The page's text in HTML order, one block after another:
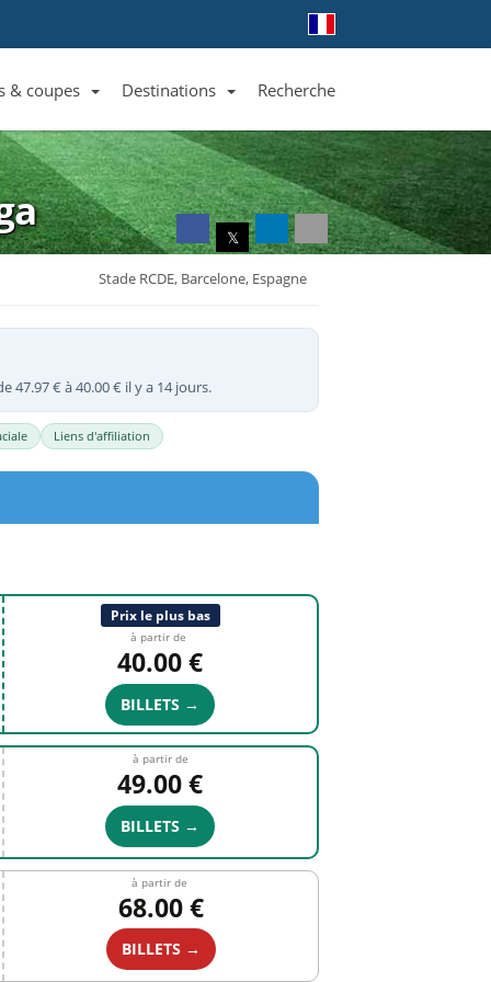
Liste des clubs et équipes
& coupes
Liste des ligues et coupes
Destinations
Toutes les destinations
Recherche
𝕏
Stade RCDE, Barcelone, Espagne
47.97 € à 40.00 € il y a 14 jours.
Liens d'affiliation
Prix le plus bas
à partir de
40.00 €
BILLETS →
à partir de
49.00 €
BILLETS →
à partir de
68.00 €
BILLETS →